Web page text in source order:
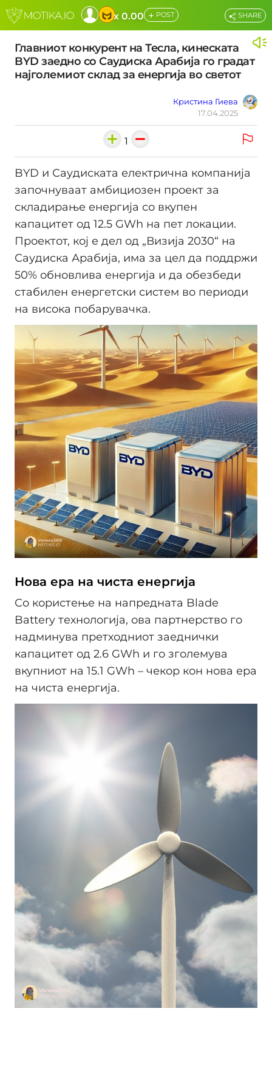
x 0.00 + POST
Главниот конкурент на Тесла, кинеската
BYD заедно со Саудиска Арабија го градат
најголемиот склад за енергија во светот
Кристина Гиева
17.04.2025
SHARE
1
BYD и Саудиската електрична компанија
започнуваат амбициозен проект за
складирање енергија со вкупен
капацитет од 12.5 GWh на пет локации.
Проектот, кој е дел од „Визија 2030“ на
Саудиска Арабија, има за цел да поддржи
50% обновлива енергија и да обезбеди
стабилен енергетски систем во периоди
на висока побарувачка.
Нова ера на чиста енергија
Со користење на напредната Blade
Battery технологија, ова партнерство го
надминува претходниот заеднички
капацитет од 2.6 GWh и го зголемува
вкупниот на 15.1 GWh – чекор кон нова ера
на чиста енергија.